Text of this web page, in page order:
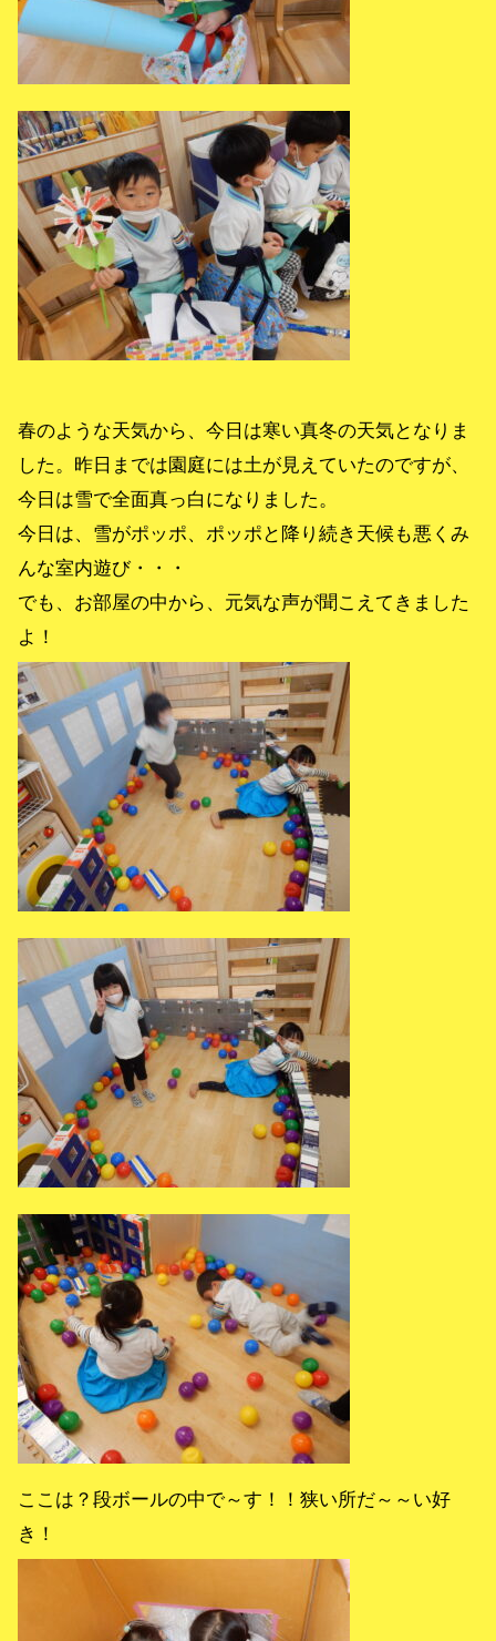
春のような天気から、今日は寒い真冬の天気となりま
した。昨日までは園庭には土が見えていたのですが、
今日は雪で全面真っ白になりました。
今日は、雪がポッポ、ポッポと降り続き天候も悪くみ
んな室内遊び・・・
でも、お部屋の中から、元気な声が聞こえてきました
よ！
ここは？段ボールの中で～す！！狭い所だ～～い好
き！